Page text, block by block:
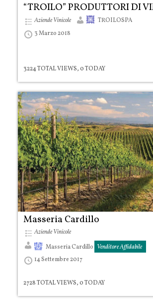
Aziende Vinicole
TROILOSPA
3 Marzo 2018
3224 TOTAL VIEWS, 0 TODAY
Masseria Cardillo
Aziende Vinicole
Masseria Cardillo Venditore Affidabile
14 Settembre 2017
2728 TOTAL VIEWS, 0 TODAY